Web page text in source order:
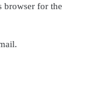
browser for the